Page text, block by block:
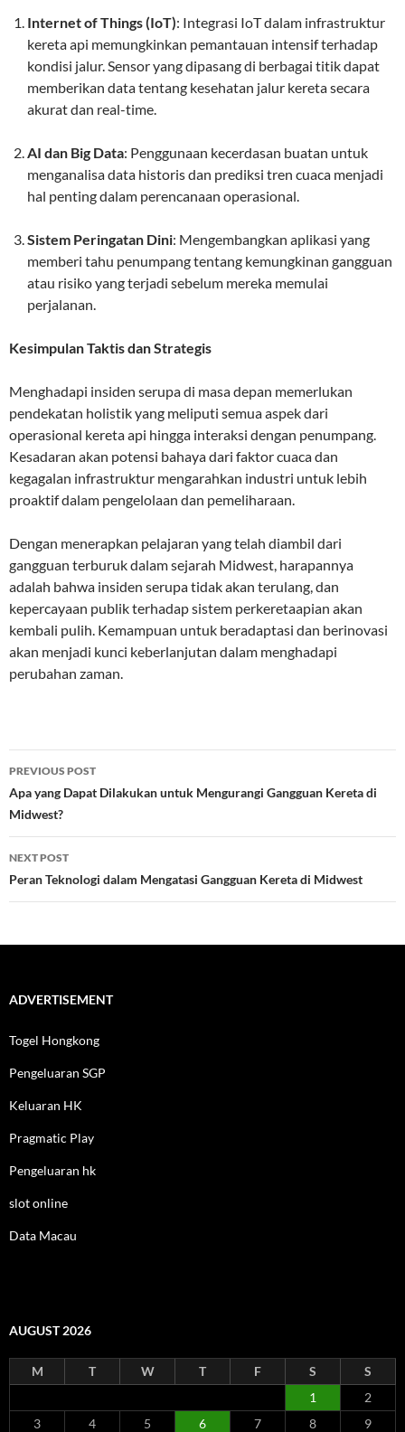
Internet of Things (IoT): Integrasi IoT dalam infrastruktur
kereta api memungkinkan pemantauan intensif terhadap
kondisi jalur. Sensor yang dipasang di berbagai titik dapat
memberikan data tentang kesehatan jalur kereta secara
akurat dan real-time.
AI dan Big Data: Penggunaan kecerdasan buatan untuk
menganalisa data historis dan prediksi tren cuaca menjadi
hal penting dalam perencanaan operasional.
Sistem Peringatan Dini: Mengembangkan aplikasi yang
memberi tahu penumpang tentang kemungkinan gangguan
atau risiko yang terjadi sebelum mereka memulai
perjalanan.
Kesimpulan Taktis dan Strategis
Menghadapi insiden serupa di masa depan memerlukan
pendekatan holistik yang meliputi semua aspek dari
operasional kereta api hingga interaksi dengan penumpang.
Kesadaran akan potensi bahaya dari faktor cuaca dan
kegagalan infrastruktur mengarahkan industri untuk lebih
proaktif dalam pengelolaan dan pemeliharaan.
Dengan menerapkan pelajaran yang telah diambil dari
gangguan terburuk dalam sejarah Midwest, harapannya
adalah bahwa insiden serupa tidak akan terulang, dan
kepercayaan publik terhadap sistem perkeretaapian akan
kembali pulih. Kemampuan untuk beradaptasi dan berinovasi
akan menjadi kunci keberlanjutan dalam menghadapi
perubahan zaman.
Post
navigation
PREVIOUS POST
Apa yang Dapat Dilakukan untuk Mengurangi Gangguan Kereta di
Midwest?
NEXT POST
Peran Teknologi dalam Mengatasi Gangguan Kereta di Midwest
ADVERTISEMENT
Togel Hongkong
Pengeluaran SGP
Keluaran HK
Pragmatic Play
Pengeluaran hk
slot online
Data Macau
AUGUST 2026
M T W T F S
S
1
2
3
4 5 6 7 8
9